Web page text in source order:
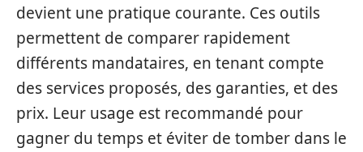
devient une pratique courante. Ces outils
permettent de comparer rapidement
différents mandataires, en tenant compte
des services proposés, des garanties, et des
prix. Leur usage est recommandé pour
gagner du temps et éviter de tomber dans le